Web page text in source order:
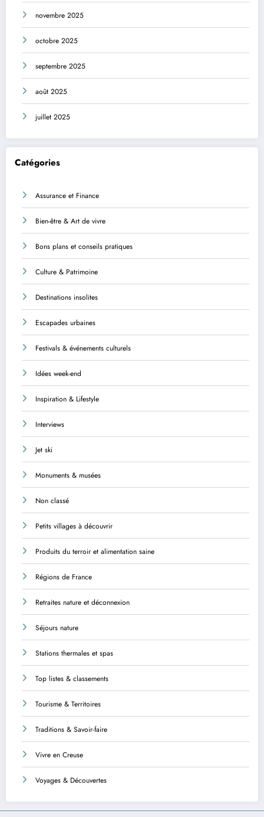
novembre 2025
octobre 2025
septembre 2025
août 2025
juillet 2025
Catégories
Assurance et Finance
Bien-être & Art de vivre
Bons plans et conseils pratiques
Culture & Patrimoine
Destinations insolites
Escapades urbaines
Festivals & événements culturels
Idées week-end
Inspiration & Lifestyle
Interviews
Jet ski
Monuments & musées
Non classé
Petits villages à découvrir
Produits du terroir et alimentation saine
Régions de France
Retraites nature et déconnexion
Séjours nature
Stations thermales et spas
Top listes & classements
Tourisme & Territoires
Traditions & Savoir-faire
Vivre en Creuse
Voyages & Découvertes